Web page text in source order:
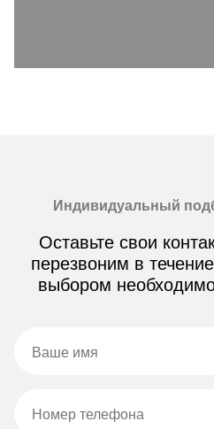
Индивидуальный
Оставьте свои
перезвоним в
выбором